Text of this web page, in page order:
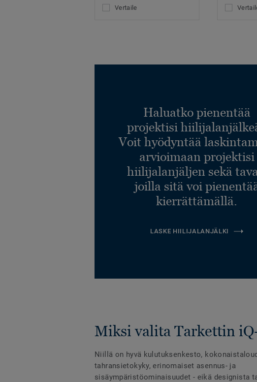
Vertaile
Haluatko pienentää
projektisi
Voit hyödyntää
arvioimaan projektisi
hiilijalanjäljen sekä
joilla sitä voi
kierrättämällä.
LASKE HIILIJALANJÄLKI
Miksi valita Tarkettin
Niillä on hyvä kulutuksenkesto,
tahransietokyky, erinomaiset asennus- ja
sisäympäristöominaisuudet - eikä designista